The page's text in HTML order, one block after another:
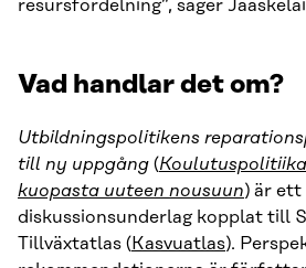
resursfördelning”, säger
Vad handlar det om?
Utbildningspolitikens
till ny uppgång (
kuopasta uuteen nousuun) är ett
diskussionsunderlag kopplat till
Tillväxtatlas (Kasvuatlas).